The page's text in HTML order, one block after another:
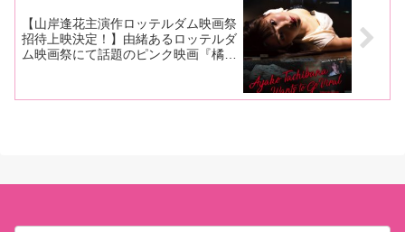
【山岸逢花主演作ロッテルダム映画祭
招待上映決定！】由緒あるロッテルダ
ム映画祭にて話題のピンク映画『橘ア
り！